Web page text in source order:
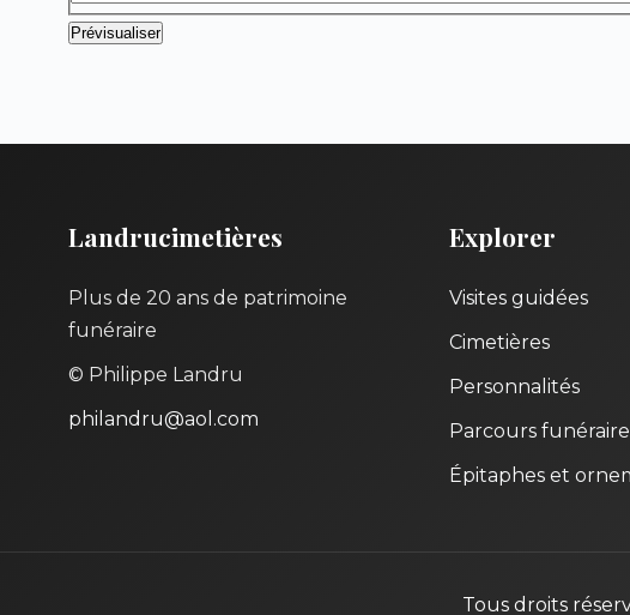
Landrucimetières
Plus de 20 ans de patrimoine
funéraire
© Philippe Landru
philandru@aol.com
Explorer
Visites guidées
Cimetières
Personnalités
Parcours
Épitaphes et
Tous droits